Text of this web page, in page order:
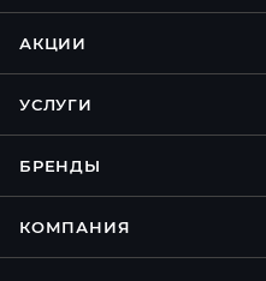
АКЦИИ
УСЛУГИ
БРЕНДЫ
КОМПАНИЯ